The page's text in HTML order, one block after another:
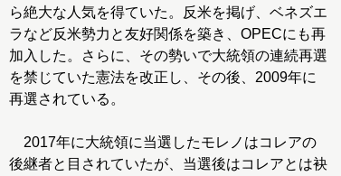
ら絶大な人気を得ていた。反米を掲げ、ベネズエ
ラなど反米勢力と友好関係を築き、OPECにも再
加入した。さらに、その勢いで大統領の連続再選
を禁じていた憲法を改正し、その後、2009年に
再選されている。
2017年に大統領に当選したモレノはコレアの
後継者と目されていたが、当選後はコレアとは袂